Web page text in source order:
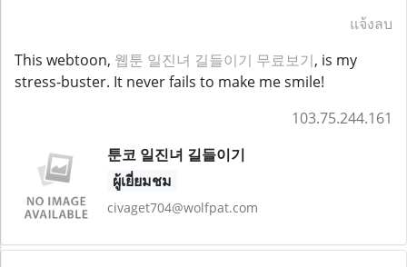
แจ้งลบ
This webtoon, 웹툰 일진녀 길들이기 무료보기, is my
stress-buster. It never fails to make me smile!
103.75.244.161
툰코 일진녀 길들이기
ผู้เยี่ยมชม
civaget704@wolfpat.com